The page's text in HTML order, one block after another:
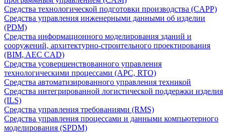
Средства технологической подготовки производства (CAPP)
Средства управления инженерными данными об изделии
(PDM)
Средства информационного моделирования зданий и
сооружений, архитектурно-строительного проектирования
(BIM, AEC CAD)
Средства усовершенствованного управления
технологическими процессами (APC, RTO)
Средства автоматизированного управления техникой
Средства интегрированной логистической поддержки изделия
(ILS)
Средства управления требованиями (RMS)
Средства управления процессами и данными компьютерного
моделирования (SPDM)